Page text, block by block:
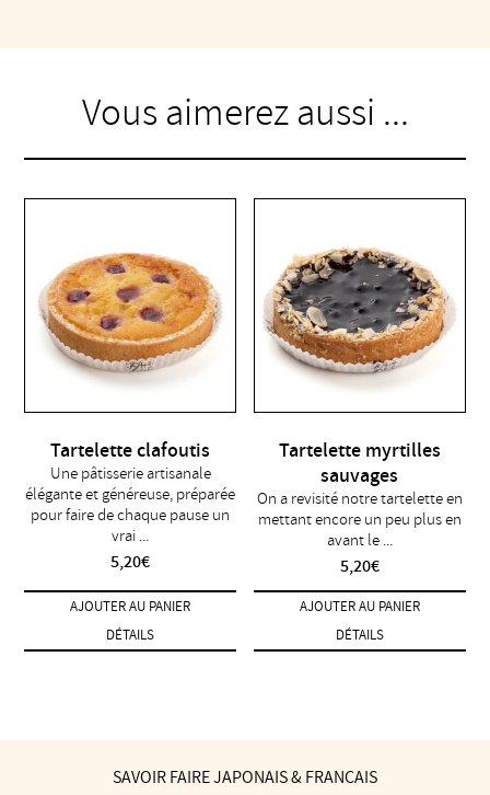
Vous aimerez aussi ...
Tartelette clafoutis
Une pâtisserie artisanale
élégante et généreuse, préparée
pour faire de chaque pause un
vrai ...
5,20€
AJOUTER AU PANIER
DÉTAILS
Tartelette myrtilles
sauvages
On a revisité notre tartelette en
mettant encore un peu plus en
avant le ...
5,20€
AJOUTER AU PANIER
DÉTAILS
SAVOIR FAIRE JAPONAIS & FRANÇAIS